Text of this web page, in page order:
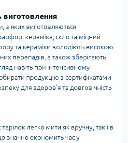
виготовлення
з яких виготовляються
кераміка, скло та міцний
та кераміки володіють високою
перепадів, а також зберігають
навіть при інтенсивному
продукцію з сертифікатами
для здоров’я та довговічність
легко мити як вручну, так і в
значно економить час у